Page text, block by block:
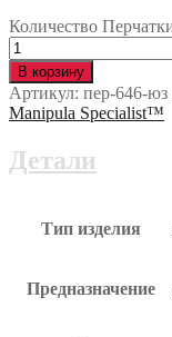
Количество
В корзину
Артикул: пер-646-юз
Manipula Specialist™
Детали
Тип изделия
Предназначение